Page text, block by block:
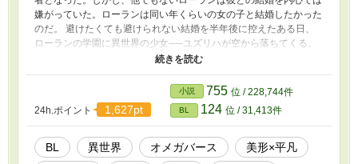
嫌がっていた。ローランは同い年くらいの女の子と結婚したかった
のだ。 避けたくても避けられない結婚を半年後に控えたある日、
ローランの学園に異世界の少女──ユズリハが空から落ちてくる。
ユズリハのお披露目パーティーをきっかけに、ローランはルシアン
とユズリハをくっつけようと画策するのだが…… 婚約破棄される
ことを目論んでいたオメガが、それまで甘やかしてくれていた婚約
者のアルファにきつめのお仕置きをされる話。 スパダリ風執着ア
ルファ(28)×ベータに見える平凡オメガ(18)
24h.ポイント 1,627pt
小説 755 位 / 228,744件
BL 124 位 / 31,413件
BL 異世界 オメガバース
美形×平凡